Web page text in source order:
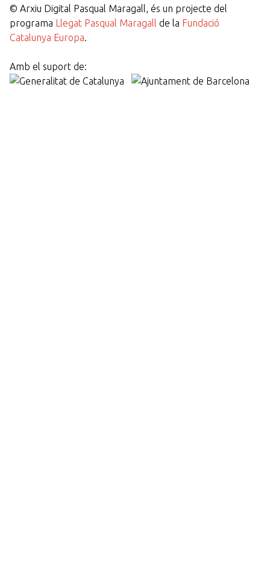
© Arxiu Digital Pasqual Maragall, és un projecte del
programa Llegat Pasqual Maragall de la Fundació
Catalunya Europa.
Amb el suport de: